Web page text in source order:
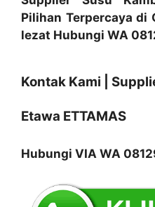
Pilihan Terpercaya di
lezat Hubungi WA
Kontak Kami |
Etawa ETTAMAS
Hubungi VIA WA